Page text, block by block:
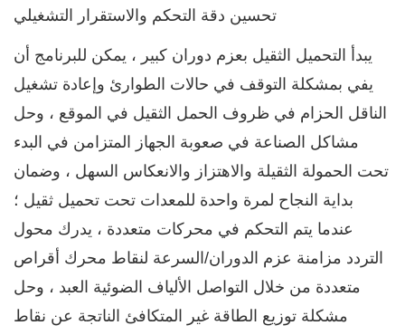
تحسين دقة التحكم والاستقرار التشغيلي
يبدأ التحميل الثقيل بعزم دوران كبير ، يمكن للبرنامج أن
يفي بمشكلة التوقف في حالات الطوارئ وإعادة تشغيل
الناقل الحزام في ظروف الحمل الثقيل في الموقع ، وحل
مشاكل الصناعة في صعوبة الجهاز المتزامن في البدء
تحت الحمولة الثقيلة والاهتزاز والانعكاس السهل ، وضمان
بداية النجاح لمرة واحدة للمعدات تحت تحميل ثقيل ؛
عندما يتم التحكم في محركات متعددة ، يدرك محول
التردد مزامنة عزم الدوران/السرعة لنقاط محرك أقراص
متعددة من خلال التواصل الألياف الضوئية العبد ، وحل
مشكلة توزيع الطاقة غير المتكافئ الناتجة عن نقاط